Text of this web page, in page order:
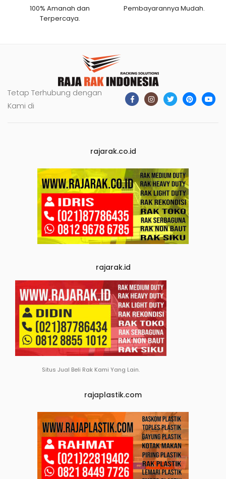
100% Amanah dan
Terpercaya.
Pembayarannya Mudah.
Tetap Terhubung dengan
Kami di
rajarak.co.id
rajarak.id
Situs Jual Beli Rak Kami Yang Lain.
rajaplastik.com